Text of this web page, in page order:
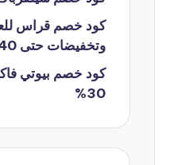
وتخفيضات حتى 40% عطور قراس
30%